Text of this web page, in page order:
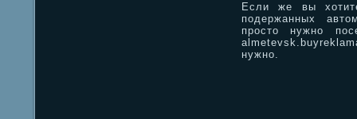
Если же вы
подержанных
просто нужно
нужно.